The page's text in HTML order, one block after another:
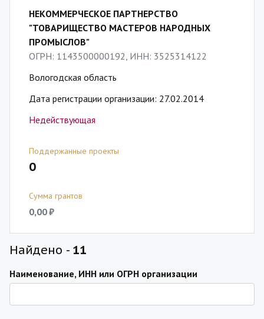
НЕКОММЕРЧЕСКОЕ ПАРТНЕРСТВО
"ТОВАРИЩЕСТВО МАСТЕРОВ НАРОДНЫХ
ПРОМЫСЛОВ"
ОГРН: 1143500000192, ИНН: 3525314122
Вологодская область
Дата регистрации организации: 27.02.2014
Недействующая
Поддержанные проекты
0
Сумма грантов
0,00 ₽
Найдено - 11
Наименование, ИНН или ОГРН организации